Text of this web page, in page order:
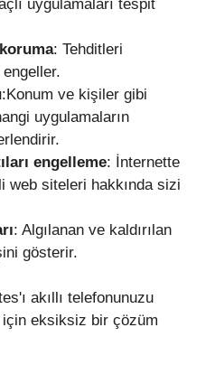
uygulamaları tespit
: Tehditleri
:Konum ve kişiler gibi
uygulamaların
engelleme: İnternette
web siteleri hakkında sizi
: Algılanan ve kaldırılan
gösterir.
akıllı telefonunuzu
eksiksiz bir çözüm